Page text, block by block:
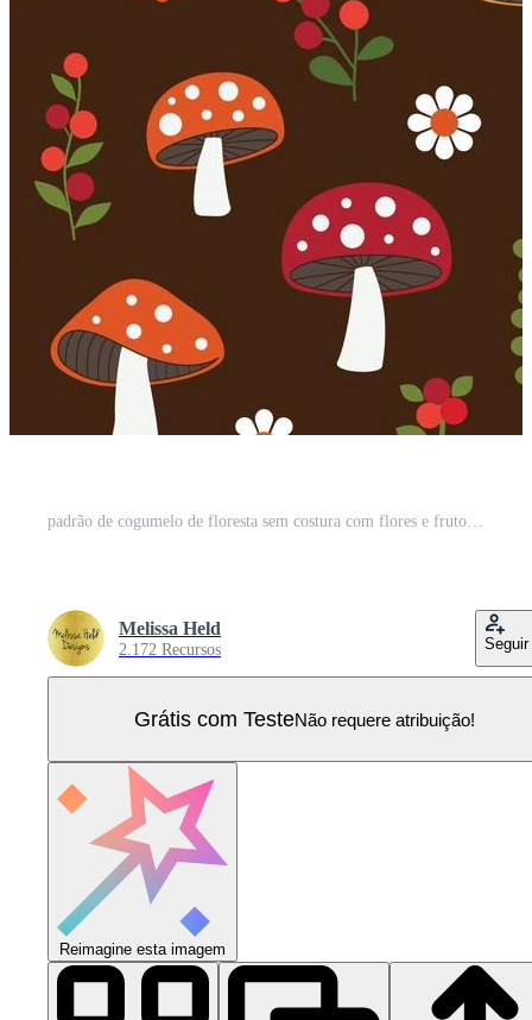
padrão de cogumelo de floresta sem costura com flores e frutos Vetor Pro
Melissa Held
2.172 Recursos Seguir
Grátis com TesteNão requere atribuição!
Reimagine esta imagem